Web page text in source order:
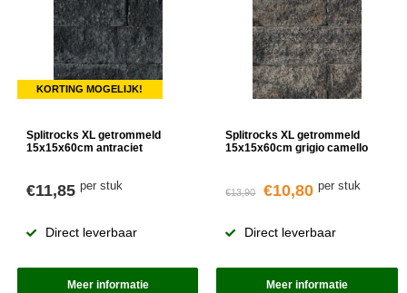
KORTING MOGELIJK!
Splitrocks XL getrommeld
15x15x60cm antraciet
€11,85 per stuk
Direct leverbaar
Meer informatie
Splitrocks XL getrommeld
15x15x60cm grigio camello
€13,90 €10,80 per stuk
Direct leverbaar
Meer informatie